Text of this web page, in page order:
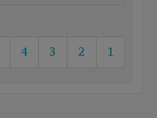
1
2
3
4